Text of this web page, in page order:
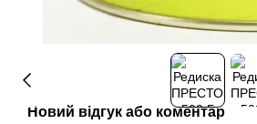
Новий відгук або коментар